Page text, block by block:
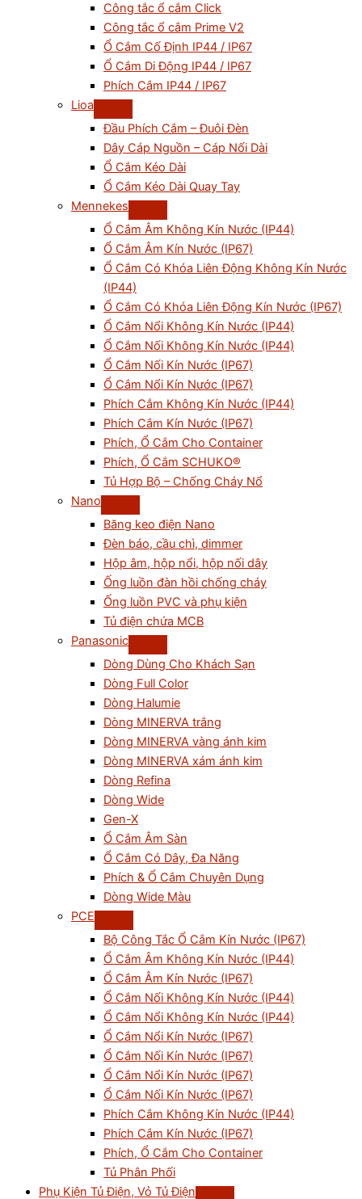
Công tắc ổ cắm Click
Công tắc ổ cắm Prime V2
Ổ Cắm Cố Định IP44 / IP67
Ổ Cắm Di Động IP44 / IP67
Phích Cắm IP44 / IP67
Lioa
Đầu Phích Cắm – Đuôi Đèn
Dây Cáp Nguồn – Cáp Nối Dài
Ổ Cắm Kéo Dài
Ổ Cắm Kéo Dài Quay Tay
Mennekes
Ổ Cắm Âm Không Kín Nước (IP44)
Ổ Cắm Âm Kín Nước (IP67)
Ổ Cắm Có Khóa Liên Động Không Kín Nước
(IP44)
Ổ Cắm Có Khóa Liên Động Kín Nước (IP67)
Ổ Cắm Nổi Không Kín Nước (IP44)
Ổ Cắm Nối Không Kín Nước (IP44)
Ổ Cắm Nối Kín Nước (IP67)
Ổ Cắm Nổi Kín Nước (IP67)
Phích Cắm Không Kín Nước (IP44)
Phích Cắm Kín Nước (IP67)
Phích, Ổ Cắm Cho Container
Phích, Ổ Cắm SCHUKO®
Tủ Hợp Bộ – Chống Cháy Nổ
Nano
Băng keo điện Nano
Đèn báo, cầu chì, dimmer
Hộp âm, hộp nổi, hộp nối dây
Ống luồn đàn hồi chống cháy
Ống luồn PVC và phụ kiện
Tủ điện chứa MCB
Panasonic
Dòng Dùng Cho Khách Sạn
Dòng Full Color
Dòng Halumie
Dòng MINERVA trắng
Dòng MINERVA vàng ánh kim
Dòng MINERVA xám ánh kim
Dòng Refina
Dòng Wide
Gen-X
Ổ Cắm Âm Sàn
Ổ Cắm Có Dây, Đa Năng
Phích & Ổ Cắm Chuyên Dụng
Dòng Wide Màu
PCE
Bộ Công Tắc Ổ Cắm Kín Nước (IP67)
Ổ Cắm Âm Không Kín Nước (IP44)
Ổ Cắm Âm Kín Nước (IP67)
Ổ Cắm Nối Không Kín Nước (IP44)
Ổ Cắm Nổi Không Kín Nước (IP44)
Ổ Cắm Nổi Kín Nước (IP67)
Ổ Cắm Nối Kín Nước (IP67)
Ổ Cắm Nổi Kín Nước (IP67)
Ổ Cắm Nối Kín Nước (IP67)
Phích Cắm Không Kín Nước (IP44)
Phích Cắm Kín Nước (IP67)
Phích, Ổ Cắm Cho Container
Tủ Phân Phối
Phụ Kiện Tủ Điện, Vỏ Tủ Điện